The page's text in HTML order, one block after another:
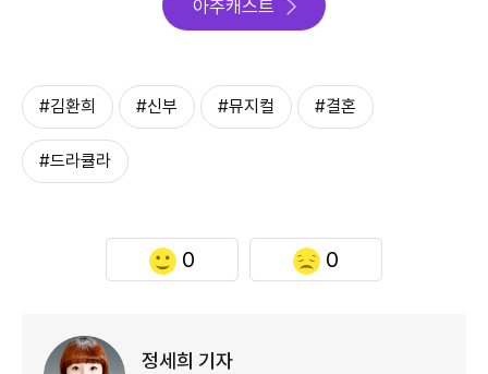
아주캐스트
#김환희 #신부 #뮤지컬 #결혼
#드라큘라
0 0
정세희 기자